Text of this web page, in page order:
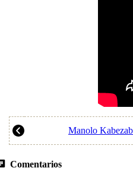
Manolo
Comentarios